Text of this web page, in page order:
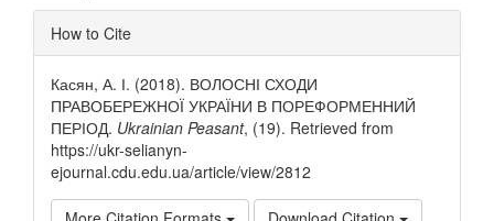
Article
Details
How to Cite
Касян, А. І. (2018). ВОЛОСНІ СХОДИ
ПРАВОБЕРЕЖНОЇ УКРАЇНИ В ПОРЕФОРМЕННИЙ
ПЕРІОД. Ukrainian Peasant, (19). Retrieved from
https://ukr-selianyn-
ejournal.cdu.edu.ua/article/view/2812